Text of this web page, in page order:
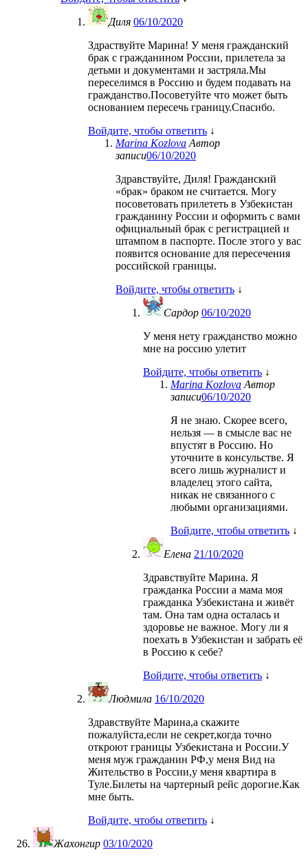
Диля 06/10/2020
Здраствуйте Марина! У меня гражданский
брак с гражданином России, прилетела за
детьми и документами и застряла.Мы
переселимся в Россию и будем подавать на
гражданство.Посоветуйте что может быть
основанием пересечь границу.Спасибо.
Войдите, чтобы ответить ↓
Marina Kozlova Автор
записи06/10/2020
Здравствуйте, Диля! Гражданский
«брак» браком не считается. Могу
посоветовать прилететь в Узбекистан
гражданину России и оформить с вами
официальный брак с регистрацией и
штампом в паспорте. После этого у вас
появится основание для пересечения
российской границы.
Войдите, чтобы ответить ↓
Сардор 06/10/2020
У меня нету гражданство можно
мне на россию улетит
Войдите, чтобы ответить ↓
Marina Kozlova Автор
записи06/10/2020
Я не знаю. Скорее всего,
нельзя — в смысле вас не
впустят в Россию. Но
уточните в консульстве. Я
всего лишь журналист и
владелец этого сайта,
никак не связанного с
любыми организациями.
Войдите, чтобы ответить ↓
Елена 21/10/2020
Здравствуйте Марина. Я
гражданка России а мама моя
гражданка Узбекистана и живёт
там. Она там одна осталась и
здоровье не важное. Могу ли я
поехать в Узбекистан и забрать её
в Россию к себе?
Войдите, чтобы ответить ↓
Людмила 16/10/2020
Здравствуйте Марина,а скажите
пожалуйста,если не секрет,когда точно
откроют границы Узбекистана и России.У
меня муж гражданин РФ,у меня Вид на
Жительство в России,у меня квартира в
Туле.Билеты на чартерный рейс дорогие.Как
мне быть.
Войдите, чтобы ответить ↓
Жахонгир 03/10/2020